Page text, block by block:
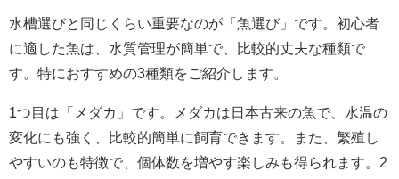
水槽選びと同じくらい重要なのが「魚選び」です。初心者
に適した魚は、水質管理が簡単で、比較的丈夫な種類で
す。特におすすめの3種類をご紹介します。
1つ目は「メダカ」です。メダカは日本古来の魚で、水温の
変化にも強く、比較的簡単に飼育できます。また、繁殖し
やすいのも特徴で、個体数を増やす楽しみも得られます。2